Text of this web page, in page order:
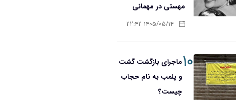
مهستی در مهمانی
۱۴۰۵/۰۵/۱۴ ۲۲:۴۲
۱۰ماجرای بازگشت گشت
و پلمب به نام حجاب
چیست؟